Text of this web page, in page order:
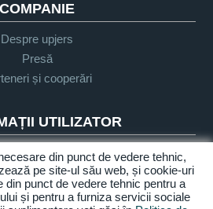
COMPANIE
Despre upjers
Presă
și cooperări
UTILIZATOR
Glosar
Let's Play
Sprijin
din punct de vedere tehnic,
pe site-ul său web, și cookie-uri
din punct de vedere tehnic pentru a
și pentru a furniza servicii sociale